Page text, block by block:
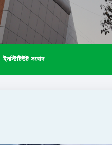
ইনস্টিটিউট সংবাদ